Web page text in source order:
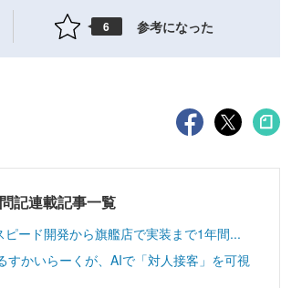
6 参考になった
記連載記事一覧
ード開発から旗艦店で実装まで1年間...
かいらーくが、AIで「対人接客」を可視